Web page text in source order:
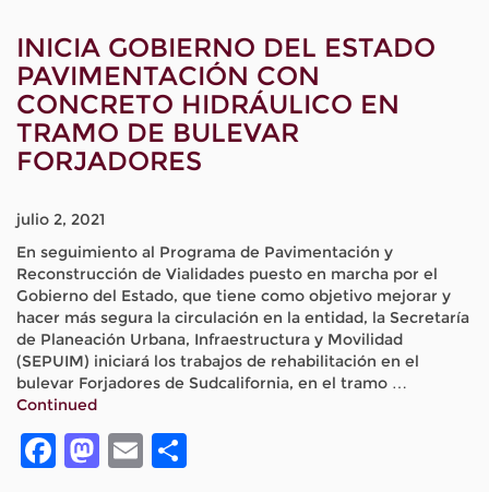
INICIA GOBIERNO DEL ESTADO
PAVIMENTACIÓN CON
CONCRETO HIDRÁULICO EN
TRAMO DE BULEVAR
FORJADORES
julio 2, 2021
En seguimiento al Programa de Pavimentación y
Reconstrucción de Vialidades puesto en marcha por el
Gobierno del Estado, que tiene como objetivo mejorar y
hacer más segura la circulación en la entidad, la Secretaría
de Planeación Urbana, Infraestructura y Movilidad
(SEPUIM) iniciará los trabajos de rehabilitación en el
bulevar Forjadores de Sudcalifornia, en el tramo …
Continued
Facebook
Mastodon
Email